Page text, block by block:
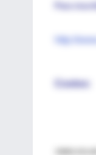
Para
Costos: